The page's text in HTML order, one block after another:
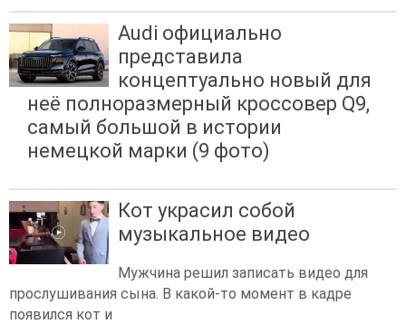
Audi официально
представила
концептуально новый для
неё полноразмерный кроссовер Q9,
самый большой в истории
немецкой марки (9 фото)
Кот украсил собой
музыкальное видео
Мужчина решил записать видео для
прослушивания сына. В какой-то момент в кадре
появился кот и